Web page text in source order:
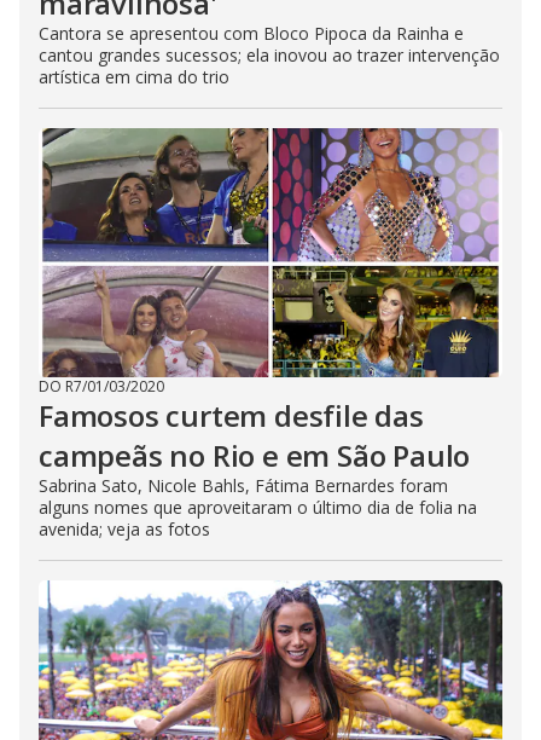
Cantora se apresentou com Bloco Pipoca da Rainha e
cantou grandes sucessos; ela inovou ao trazer intervenção
artística em cima do trio
DO R7/01/03/2020
Famosos curtem desfile das
campeãs no Rio e em São Paulo
Sabrina Sato, Nicole Bahls, Fátima Bernardes foram
alguns nomes que aproveitaram o último dia de folia na
avenida; veja as fotos